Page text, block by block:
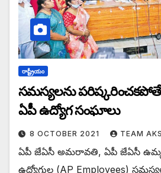
రాష్ట్రీయం
సమస్యలను
ఏపీ ఉద్యోగ సంఘాలు
8 OCTOBER 2021 TEAM
ఏపీ జేఏసీ అమరావతి, ఏపీ జేఏసీ
ఉద్యోగుల (AP Employees)